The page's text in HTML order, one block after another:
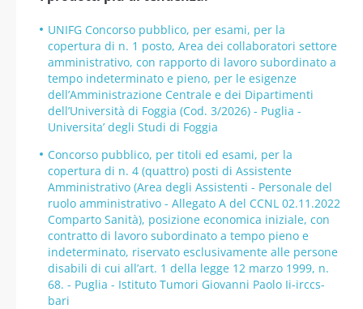
UNIFG Concorso pubblico, per esami, per la
copertura di n. 1 posto, Area dei collaboratori settore
amministrativo, con rapporto di lavoro subordinato a
tempo indeterminato e pieno, per le esigenze
dell’Amministrazione Centrale e dei Dipartimenti
dell’Università di Foggia (Cod. 3/2026) - Puglia -
Universita’ degli Studi di Foggia
Concorso pubblico, per titoli ed esami, per la
copertura di n. 4 (quattro) posti di Assistente
Amministrativo (Area degli Assistenti - Personale del
ruolo amministrativo - Allegato A del CCNL 02.11.2022
Comparto Sanità), posizione economica iniziale, con
contratto di lavoro subordinato a tempo pieno e
indeterminato, riservato esclusivamente alle persone
disabili di cui all’art. 1 della legge 12 marzo 1999, n.
68. - Puglia - Istituto Tumori Giovanni Paolo Ii-irccs-
bari